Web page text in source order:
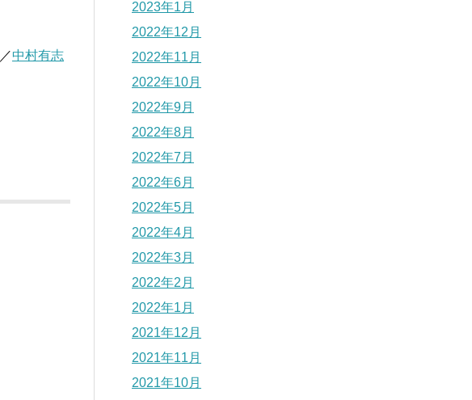
／中村有志
2023年1月
2022年12月
2022年11月
2022年10月
2022年9月
2022年8月
2022年7月
2022年6月
2022年5月
2022年4月
2022年3月
2022年2月
2022年1月
2021年12月
2021年11月
2021年10月